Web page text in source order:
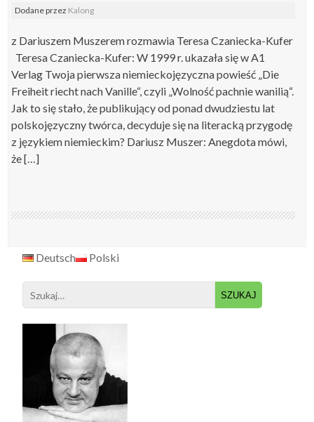
Dodaneprzez Kalong
z Dariuszem Muszerem rozmawia Teresa Czaniecka-Kufer
Teresa Czaniecka-Kufer: W 1999 r. ukazała się w A1
Verlag Twoja pierwsza niemieckojęzyczna powieść „Die
Freiheit riecht nach Vanille“, czyli „Wolność pachnie wanilią“.
Jak to się stało, że publikujący od ponad dwudziestu lat
polskojęzyczny twórca, decyduje się na literacką przygodę
z językiem niemieckim? Dariusz Muszer: Anegdota mówi,
że […]
Deutsch Polski
Search
for: